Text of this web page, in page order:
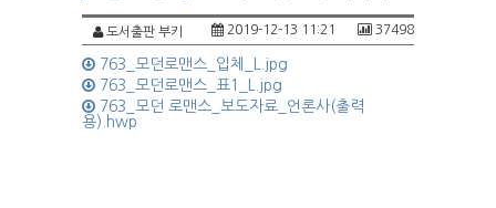
도서출판 부키 37498
2019-12-13 11:21
763_모던로맨스_입체_L.jpg
763_모던로맨스_표1_L.jpg
763_모던 로맨스_보도자료_언론사(출력
용).hwp